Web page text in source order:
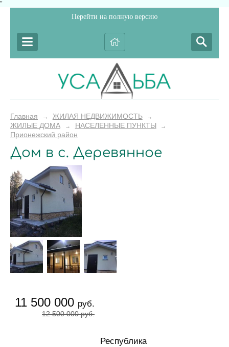
"
Перейти на полную версию
Главная → ЖИЛАЯ НЕДВИЖИМОСТЬ →
ЖИЛЫЕ ДОМА → НАСЕЛЕННЫЕ ПУНКТЫ →
Прионежский район
Дом в с. Деревянное
11 500 000 руб.
12 500 000руб.
Республика